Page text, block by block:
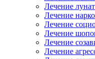
Лечение
Лечение
Лечение
Лечение
Лечение
Лечение